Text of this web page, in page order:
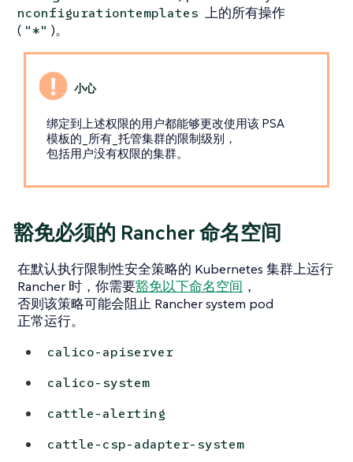
nconfigurationtemplates 上的所有操作
( "*" )。
绑定到上述权限的用户都能够更改使用该 PSA
模板的_所有_托管集群的限制级别，
包括用户没有权限的集群。
豁免必须的 Rancher 命名空间
在默认执行限制性安全策略的 Kubernetes 集群上运行
Rancher 时，你需要豁免以下命名空间 ，
否则该策略可能会阻止 Rancher system pod
正常运行。
calico-apiserver
calico-system
cattle-alerting
cattle-csp-adapter-system